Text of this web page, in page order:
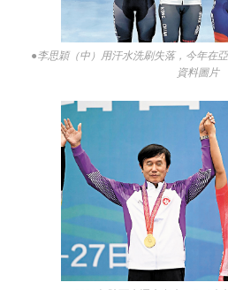
●李思穎（中）用汗水洗刷失落，今年在
資料圖片